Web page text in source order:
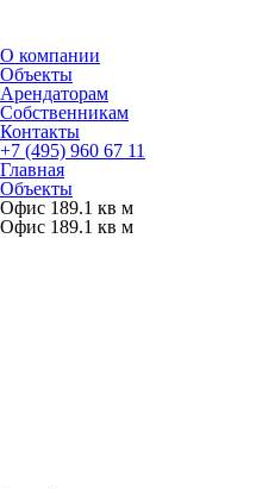
О компании
Объекты
Арендаторам
Собственникам
Контакты
+7 (495) 960 67 11
Главная
Объекты
Офис 189.1 кв м
Офис 189.1 кв м